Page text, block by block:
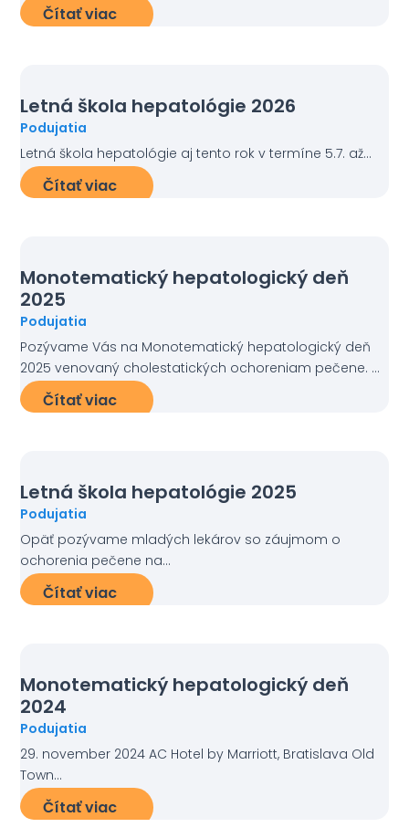
Čítať viac
Letná škola hepatológie 2026
Podujatia
Letná škola hepatológie aj tento rok v termíne 5.7. až...
Čítať viac
Monotematický hepatologický deň
2025
Podujatia
Pozývame Vás na Monotematický hepatologický deň
2025 venovaný cholestatických ochoreniam pečene. ...
Čítať viac
Letná škola hepatológie 2025
Podujatia
Opäť pozývame mladých lekárov so záujmom o
ochorenia pečene na...
Čítať viac
Monotematický hepatologický deň
2024
Podujatia
29. november 2024 AC Hotel by Marriott, Bratislava Old
Town...
Čítať viac